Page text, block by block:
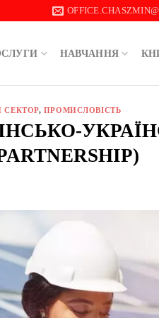
НАВЧАННЯ
СЕКТОР, ПРОМИСЛОВІСТЬ